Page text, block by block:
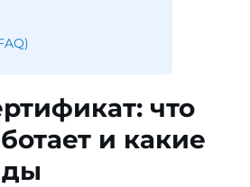
что
и какие